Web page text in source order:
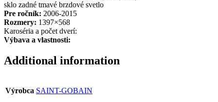
sklo zadné tmavé brzdové svetlo
Pre ročník: 2006-2015
Rozmery: 1397×568
Karoséria a počet dverí:
Výbava a vlastnosti:
Additional information
Výrobca SAINT-GOBAIN